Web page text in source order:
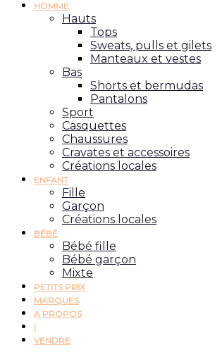
HOMME
Hauts
Tops
Sweats, pulls et gilets
Manteaux et vestes
Bas
Shorts et bermudas
Pantalons
Sport
Casquettes
Chaussures
Cravates et accessoires
Créations locales
ENFANT
Fille
Garçon
Créations locales
BÉBÉ
Bébé fille
Bébé garçon
Mixte
PETITS PRIX
MARQUES
A PROPOS
|
VENDRE